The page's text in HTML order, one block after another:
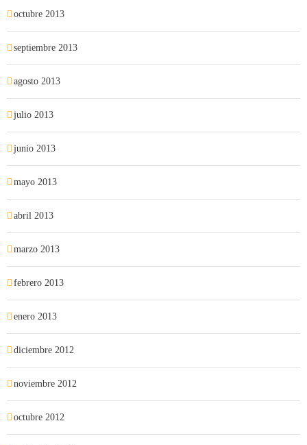
octubre 2013
septiembre 2013
agosto 2013
julio 2013
junio 2013
mayo 2013
abril 2013
marzo 2013
febrero 2013
enero 2013
diciembre 2012
noviembre 2012
octubre 2012